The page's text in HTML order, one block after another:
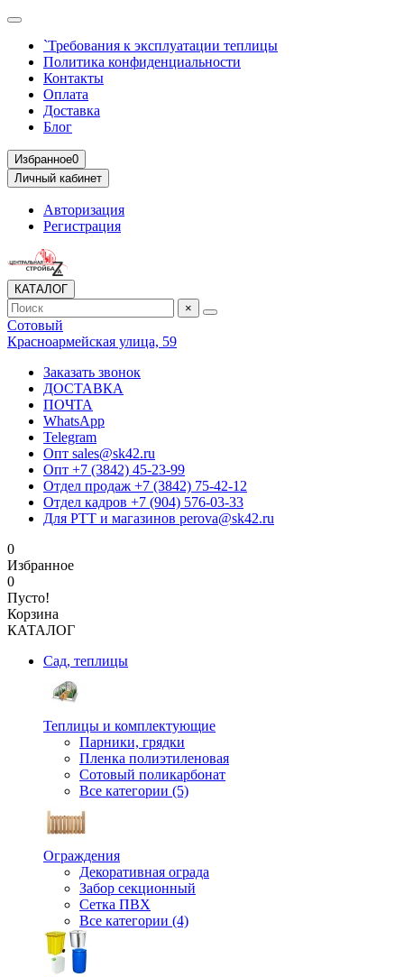
`Требования к эксплуатации теплицы
Политика конфиденциальности
Контакты
Оплата
Доставка
Блог
Избранное0
Личный кабинет
Авторизация
Регистрация
КАТАЛОГ
×
Сотовый
Красноармейская улица, 59
Заказать звонок
ДОСТАВКА
ПОЧТА
WhatsApp
Telegram
Опт sales@sk42.ru
Опт +7 (3842) 45-23-99
Отдел продаж +7 (3842) 75-42-12
Отдел кадров +7 (904) 576-03-33
Для РТТ и магазинов perova@sk42.ru
0
Избранное
0
Пусто!
Корзина
КАТАЛОГ
Сад, теплицы
Теплицы и комплектующие
Парники, грядки
Пленка полиэтиленовая
Сотовый поликарбонат
Все категории (5)
Ограждения
Декоративная ограда
Забор секционный
Сетка ПВХ
Все категории (4)